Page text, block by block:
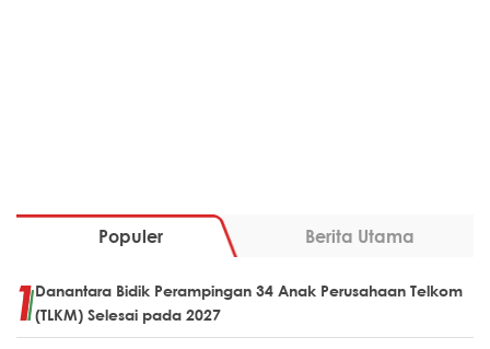
Populer Berita Utama
Danantara Bidik Perampingan 34 Anak Perusahaan Telkom
(TLKM) Selesai pada 2027